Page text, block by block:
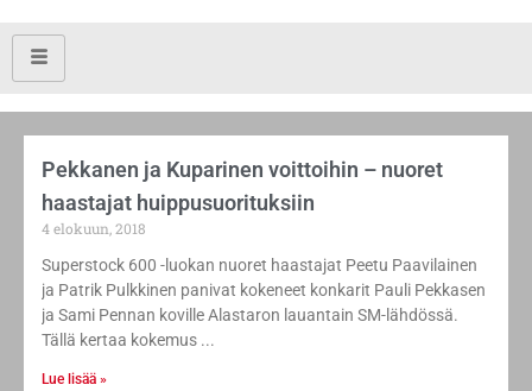
Pekkanen ja Kuparinen voittoihin – nuoret
haastajat huippusuorituksiin
4 elokuun, 2018
Superstock 600 -luokan nuoret haastajat Peetu Paavilainen
ja Patrik Pulkkinen panivat kokeneet konkarit Pauli Pekkasen
ja Sami Pennan koville Alastaron lauantain SM-lähdössä.
Tällä kertaa kokemus
Lue lisää »